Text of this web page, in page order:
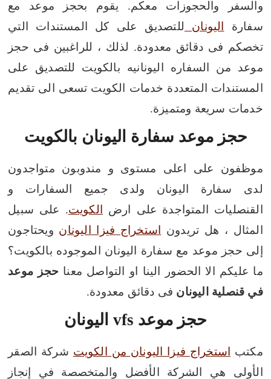
والسفر والحجوزات معكم. يقوم بحجز موعد مع
سفارة اليونان للتصديق على كل المستندات التي
تخصكم فى دقائق معدودة. لذلك ، للراغبين فى حجز
موعد من السفاره اليونانيه بالكويت للتصديق على
المستندات المتعددة خدمات الكويت تسعى الى تقديم
خدمات سريعة ومتميزة.
حجز موعد سفارة اليونان بالكويت
موظفون على اعلى مستوى و مندوبون متواجدون
لدى سفارة اليونان ولدى جميع السفارات و
القنصليات المتواجدة على ارض الكويت. على سبيل
المثال ، هل تريدون استخراج فيزا اليونان ويحتاجون
إلى حجز موعد مع سفارة اليونان الموجوده بالكويت؟
ما عليكم الا الحضور الينا او التواصل معناحجز موعد
في قنصلية اليونان فى دقائق معدودة.
حجز موعد vfs اليونان
مكتب استخراج فيزا اليونان من الكويت شركة الصقر
الأولى هي الشركة الأفضل والمتخصصة في إنجاز